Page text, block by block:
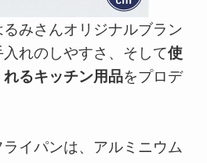
みさんオリジナルブラン
入れのしやすさ、そして使
るキッチン用品をプロデ
イパンは、アルミニウム